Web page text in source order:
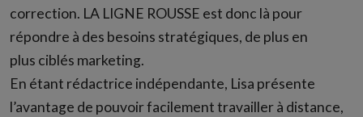
correction. LA LIGNE ROUSSE est donc là pour
répondre à des besoins stratégiques, de plus en
plus ciblés marketing.
En étant rédactrice indépendante, Lisa présente
l’avantage de pouvoir facilement travailler à distance,